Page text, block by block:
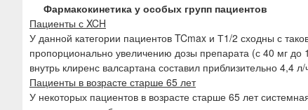
Фармакокинетика у особых групп пациентов
Пациенты с XCH
У данной категории пациентов TCmax и Т1/2 сходны с
пропорционально увеличению дозы препарата (с 40 мг
внутрь клиренс валсартана составил приблизительно 4,4
Пациенты в возрасте старше 65 лет
У некоторых пациентов в возрасте старше 65 лет